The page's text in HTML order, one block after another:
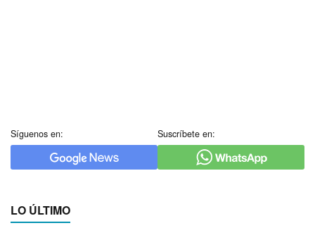
Síguenos en: Suscríbete en:
LO ÚLTIMO